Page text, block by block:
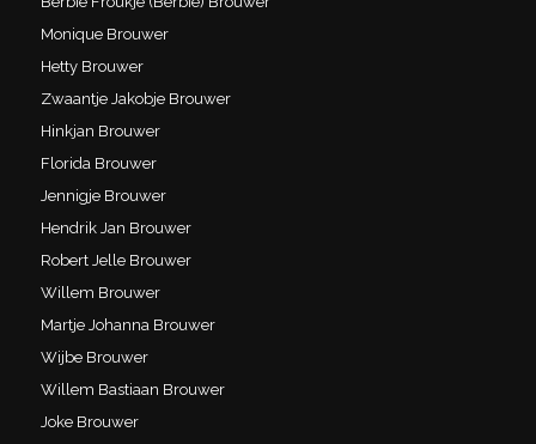
Monique Brouwer
Hetty Brouwer
Zwaantje Jakobje Brouwer
Hinkjan Brouwer
Florida Brouwer
Jennigje Brouwer
Hendrik Jan Brouwer
Robert Jelle Brouwer
Willem Brouwer
Martje Johanna Brouwer
Wijbe Brouwer
Willem Bastiaan Brouwer
Joke Brouwer